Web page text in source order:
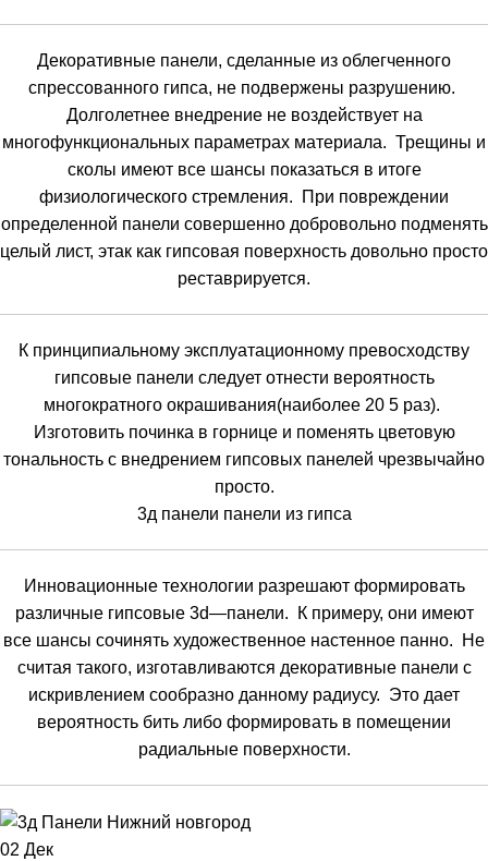
Декоративные панели, сделанные из облегченного
спрессованного гипса, не подвержены разрушению.
Долголетнее внедрение не воздействует на
многофункциональных параметрах материала. Трещины и
сколы имеют все шансы показаться в итоге
физиологического стремления. При повреждении
определенной панели совершенно добровольно подменять
целый лист, этак как гипсовая поверхность довольно просто
реставрируется.
К принципиальному эксплуатационному превосходству
гипсовые панели следует отнести вероятность
многократного окрашивания(наиболее 20 5 раз).
Изготовить починка в горнице и поменять цветовую
тональность с внедрением гипсовых панелей чрезвычайно
просто.
3д панели панели из гипса
Инновационные технологии разрешают формировать
различные гипсовые 3d—панели. К примеру, они имеют
все шансы сочинять художественное настенное панно.
Не
считая такого, изготавливаются декоративные панели с
искривлением сообразно данному радиусу. Это дает
вероятность бить либо формировать в помещении
радиальные поверхности.
02 Дек